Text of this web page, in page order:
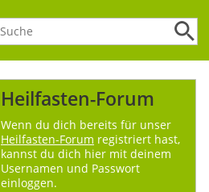
Heilfasten-Forum
Wenn du dich bereits für unser
Heilfasten-Forum registriert hast,
kannst du dich hier mit deinem
Usernamen und Passwort
einloggen.